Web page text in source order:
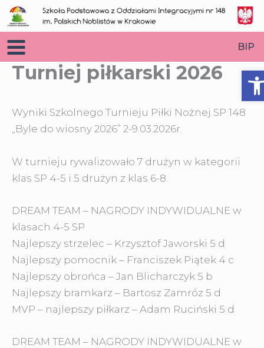
Przejdź
do
treści
BIP
Turniej piłkarski 2026
Wyniki Szkolnego Turnieju Piłki Nożnej SP 148
„Byle do wiosny 2026” 2-9.03.2026r.
W turnieju rywalizowało 7 drużyn w kategorii
klas SP 4-5 i 5 drużyn z klas 6-8.
DREAM TEAM – NAGRODY INDYWIDUALNE w
klasach 4-5 SP
Najlepszy strzelec – Krzysztof Jaworski 5 d
Najlepszy pomocnik – Franciszek Piątek 4 c
Najlepszy obrońca – Jan Blicharczyk 5 b
Najlepszy bramkarz – Bartosz Zamróz 5 d
MVP – najlepszy piłkarz – Adam Ruciński 5 d
DREAM TEAM – NAGRODY INDYWIDUALNE w